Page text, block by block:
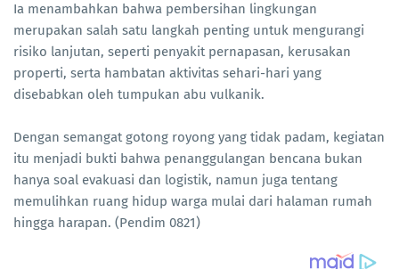
Ia menambahkan bahwa pembersihan lingkungan
merupakan salah satu langkah penting untuk mengurangi
risiko lanjutan, seperti penyakit pernapasan, kerusakan
properti, serta hambatan aktivitas sehari-hari yang
disebabkan oleh tumpukan abu vulkanik.
Dengan semangat gotong royong yang tidak padam, kegiatan
itu menjadi bukti bahwa penanggulangan bencana bukan
hanya soal evakuasi dan logistik, namun juga tentang
memulihkan ruang hidup warga mulai dari halaman rumah
hingga harapan. (Pendim 0821)